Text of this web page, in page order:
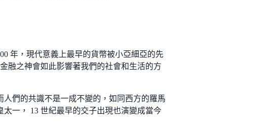
年，現代意義上最早的貨幣被小亞細亞的先
融之神會如此影響著我們的社會和生活的方
們的共識不是一成不變的，如同西方的羅馬
一， 13 世紀最早的交子出現也演變成當今